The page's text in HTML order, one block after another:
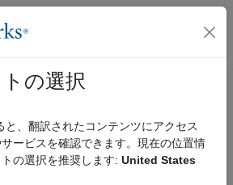
ス ナビゲーション メ
ム
MATLAB
クラスを使用すると、次
の選択
と、翻訳されたコンテンツにアクセス
ービスを確認できます。現在の位置情
の選択を推奨します: United States